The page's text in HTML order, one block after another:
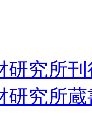
研究所
研究所